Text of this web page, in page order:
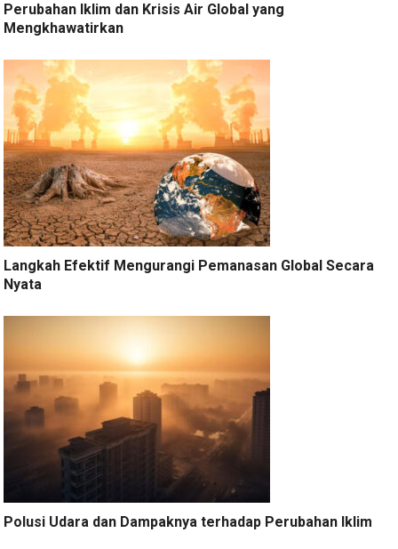
Perubahan Iklim dan Krisis Air Global yang
Mengkhawatirkan
Langkah Efektif Mengurangi Pemanasan Global Secara
Nyata
Polusi Udara dan Dampaknya terhadap Perubahan Iklim